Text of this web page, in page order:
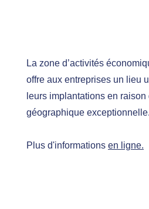
La zone d’activités
offre aux entreprises un lieu
leurs implantations en
géographique exceptionnelle.
Plus d'informations en ligne.